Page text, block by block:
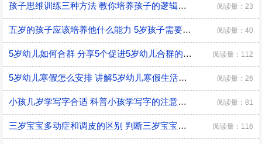
孩子思维训练三种方法 教你培养孩子的逻辑思维 阅读量：23
五岁的孩子应该培养他什么能力 5岁孩子需要培养的能力 阅读量：40
5岁幼儿如何合群 分享5个促进5岁幼儿合群的技巧 阅读量：112
5岁幼儿寒假怎么安排 讲解5岁幼儿寒假生活安排 阅读量：26
小孩几岁学写字合适 科普小孩学写字的注意事项 阅读量：81
三岁宝宝多动症和调皮的区别 判断三岁宝宝是多动症和调皮的方法 阅读量：116